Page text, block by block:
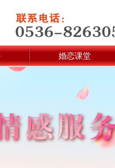
婚恋课堂